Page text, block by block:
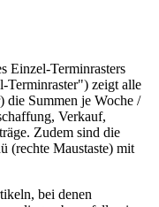
Einzel-Terminrasters
Terminraster") zeigt alle
die Summen je Woche /
Verkauf,
Zudem sind die
(rechte Maustaste) mit
bei denen